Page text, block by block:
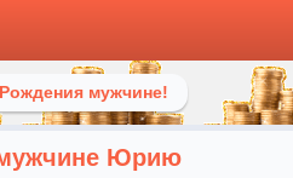
мужчине!
Юрию